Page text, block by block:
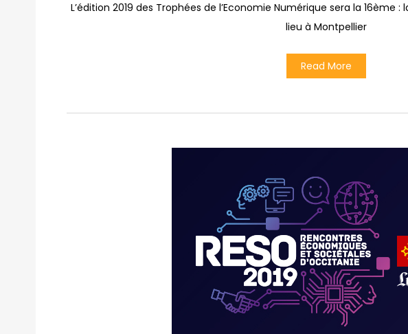
L’édition 2019 des Trophées de l’Economie Numérique sera la 16ème
lieu à Montpellier
Read More